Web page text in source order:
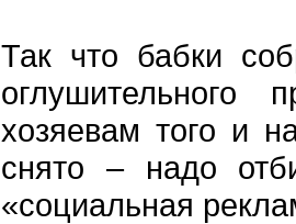
Так что бабки
хозяевам того и
снято – надо
«социальная